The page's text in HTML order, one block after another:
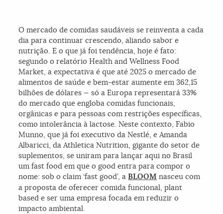
O mercado de comidas saudáveis se reinventa a cada
dia para continuar crescendo, aliando sabor e
nutrição. E o que já foi tendência, hoje é fato:
segundo o relatório Health and Wellness Food
Market, a expectativa é que até 2025 o mercado de
alimentos de saúde e bem-estar aumente em 362,15
bilhões de dólares — só a Europa representará 33%
do mercado que engloba comidas funcionais,
orgânicas e para pessoas com restrições específicas,
como intolerância à lactose. Neste contexto, Fabio
Munno, que já foi executivo da Nestlé, e Amanda
Albaricci, da Athletica Nutrition, gigante do setor de
suplementos, se uniram para lançar aqui no Brasil
um fast food em que o good entra para compor o
nome: sob o claim ‘fast good’, aBLOOM nasceu com
a proposta de oferecer comida funcional, plant
based e ser uma empresa focada em reduzir o
impacto ambiental.